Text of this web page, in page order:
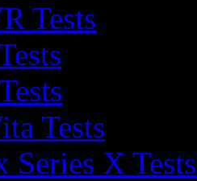
Tests
Tests
Series X Tests